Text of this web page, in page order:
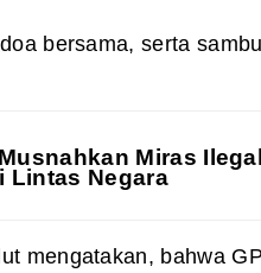
bersama, serta
Miras
Lintas Negara
mengatakan, bahwa